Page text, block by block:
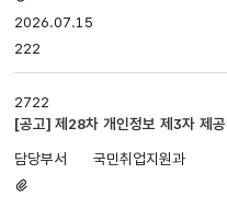
있음
2026.07.15
222
2722
[공고] 제28차 개인정보 제3자 제
국민취업지원과